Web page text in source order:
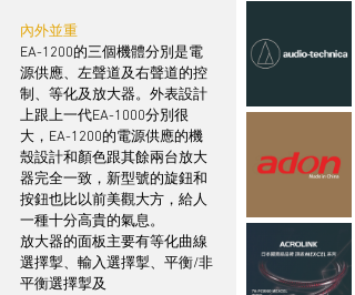
內外並重
EA-1200的三個機體分別是電
源供應、左聲道及右聲道的控
制、等化及放大器。外表設計
上跟上一代EA-1000分別很
大，EA-1200的電源供應的機
殼設計和顏色跟其餘兩台放大
器完全一致，新型號的旋鈕和
按鈕也比以前美觀大方，給人
一種十分高貴的氣息。
放大器的面板主要有等化曲線
選擇掣、輸入選擇掣、平衡/非
平衡選擇掣及